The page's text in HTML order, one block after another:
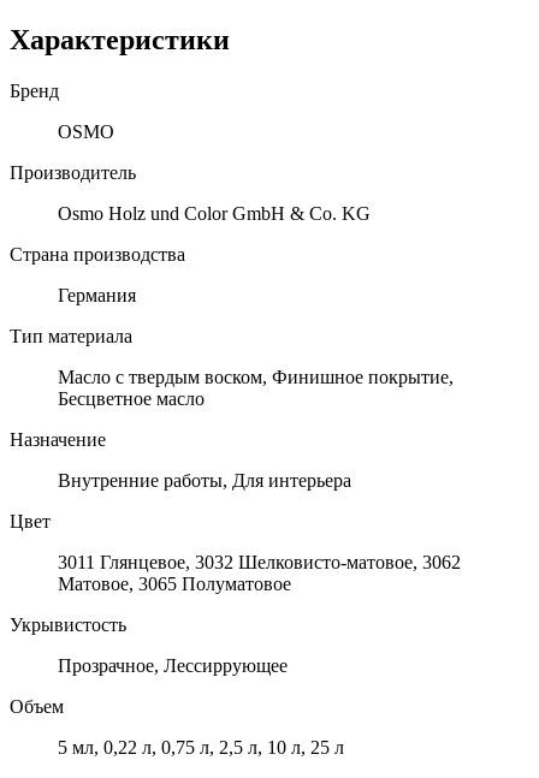
Характеристики
Бренд
OSMO
Производитель
Osmo Holz und Color GmbH & Co. KG
Страна производства
Германия
Тип материала
Масло с твердым воском, Финишное покрытие,
Бесцветное масло
Назначение
Внутренние работы, Для интерьера
Цвет
3011 Глянцевое, 3032 Шелковисто-матовое, 3062
Матовое, 3065 Полуматовое
Укрывистость
Прозрачное, Лессиррующее
Объем
5 мл, 0,22 л, 0,75 л, 2,5 л, 10 л, 25 л